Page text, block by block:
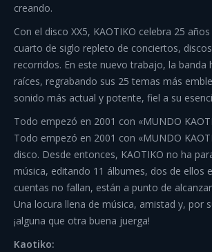
creando.
Con el disco XX5, KAOTIKO celebra 25
cuarto de siglo repleto de conciertos,
recorridos. En este nuevo trabajo, la banda
raíces, regrabando sus 25 temas más
sonido más actual y potente, fiel a su
Todo empezó en 2001 con «MUNDO
Todo empezó en 2001 con «MUNDO
disco. Desde entonces, KAOTIKO no ha
música, editando 11 álbumes, dos de ellos
cuentas no fallan, están a punto de
Una locura llena de música, amistad y, por
¡alguna que otra buena juerga!
Kaotiko: